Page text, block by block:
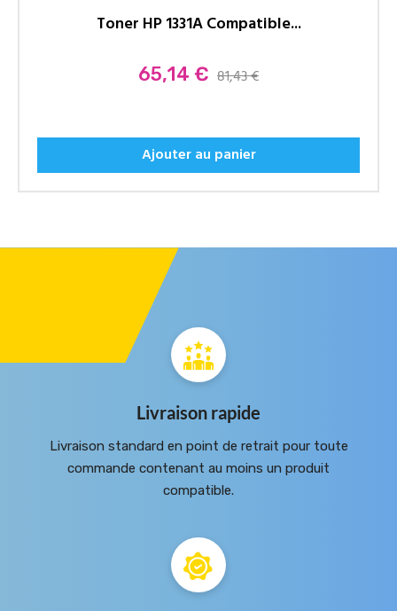
Toner HP 1331A Compatible...
Prix
65,14 € 81,43 €
Ajouter au panier
Livraison rapide
Livraison standard en point de retrait pour toute
commande contenant au moins un produit
compatible.